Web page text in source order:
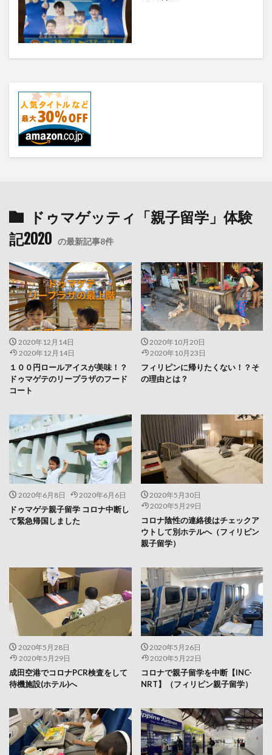
ドゥマゲッティ「親子留学」体験
記2020 の最新記事8件
2020年12月14日
2020年12月14日
１００円ロールアイスが美味！？
ドゥマゲテのリープラザのフード
コート
2020年10月20日
2020年10月23日
フィリピンに帰りたくない！？そ
の理由とは？
2020年6月8日 2020年6月6日
ドゥマゲテ親子留学 コロナ中断し
て緊急帰国しました
2020年5月30日
2020年5月29日
コロナ陰性の連絡後はチェックア
ウトして別ホテルへ（フィリピン
親子留学）
2020年5月28日
2020年5月29日
成田空港でコロナPCR検査をして
待機施設(ホテル)へ
2020年5月26日
2020年5月22日
コロナで親子留学を中断【INC-
NRT】（フィリピン親子留学）